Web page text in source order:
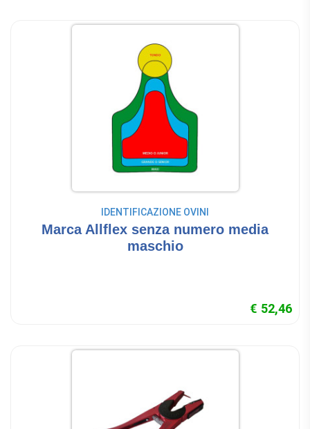
IDENTIFICAZIONE OVINI
Marca Allflex senza numero media
maschio
€ 52,46